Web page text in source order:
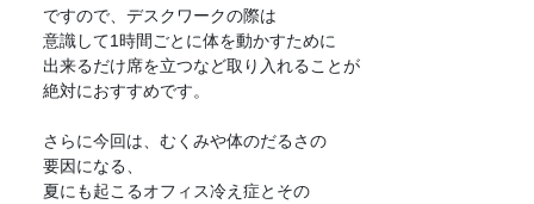
ですので、デスクワークの際は
意識して1時間ごとに体を動かすために
出来るだけ席を立つなど取り入れることが
絶対におすすめです。
さらに今回は、むくみや体のだるさの
要因になる、
夏にも起こるオフィス冷え症とその